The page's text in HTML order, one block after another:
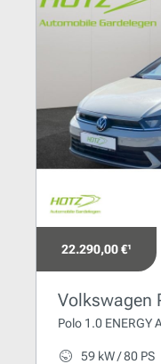
22.290,00 €¹
Volkswagen
Polo 1.0
59 kW / 80 PS